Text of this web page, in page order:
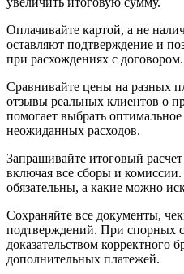
Оплачивайте картой, а не
оставляют подтверждение и
при расхождениях с договором.
Сравнивайте цены на разных
отзывы реальных клиентов о
помогает выбрать
неожиданных расходов.
Запрашивайте итоговый
включая все сборы и
обязательны, а какие можно
Сохраняйте все документы,
подтверждений. При спорных
доказательством корректного
дополнительных платежей.